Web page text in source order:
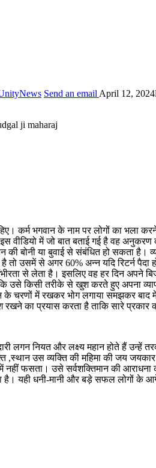
Send an email April 12, 2024
कर्म भगवान के नाम पर लोगों का
में जो बात बताई गई है वह अनुकरण
बोनी या बुवाई से संबंधित हो सकता
उसमें से अगर 60% अन्न यदि रिटर्न पैदा
से लेता है। इसलिए वह हर दिन
उसे किसी तरीके से खुश करते हुए अपना
चरणों में रखकर भोग लगाया समझकर बाद
का प्रयास करता है ताकि सारे प्रकार
लगन नियत और लक्ष्य महान होते हैं उन्हें
,स्थान उस व्यक्ति की महिमा की जय
नहीं फसता। उसे सर्वशक्तिमान की
है। यही धनी-मानी और बड़े सफल लोगों के